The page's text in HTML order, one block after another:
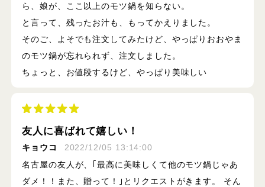
ら、娘が、ここ以上のモツ鍋を知らない。
と言って、残ったお汁も、もってかえりました。
そのご、よそでも注文してみたけど、やっぱりおおやま
のモツ鍋が忘れられず、注文しました。
ちょっと、お値段するけど、やっぱり美味しい
友人に喜ばれて嬉しい！
キョウコ
2022/12/05 13:14:00
名古屋の友人が、｢最高に美味しくて他のモツ鍋じゃあ
ダメ！！また、贈って！｣とリクエストがきます。 そん